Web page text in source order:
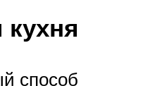
способ